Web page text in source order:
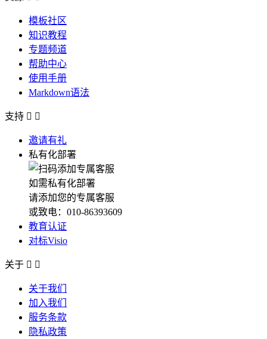
模板社区
知识教程
专题频道
帮助中心
使用手册
Markdown语法
支持  
邀请有礼
私有化部署
如需私有化部署
请添加您的专属客服
或致电：010-86393609
教育认证
对标Visio
关于  
关于我们
加入我们
服务条款
隐私政策